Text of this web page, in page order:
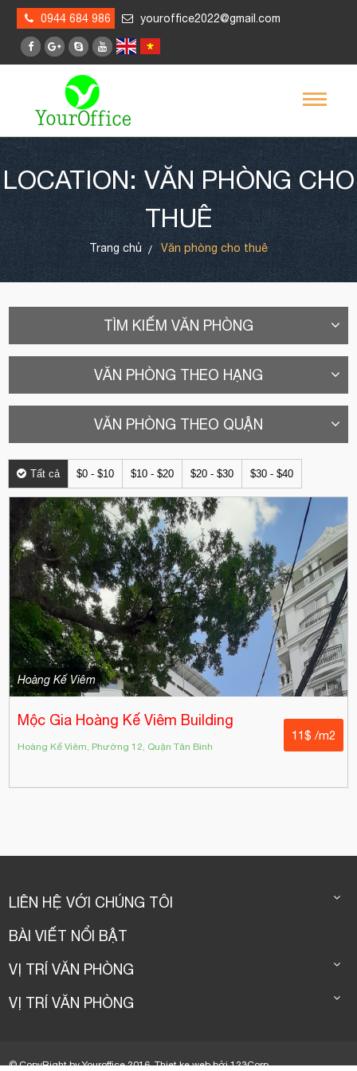
0944 684 986 youroffice2022@gmail.com
LOCATION: VĂN PHÒNG CHO
THUÊ
Trang chủ Văn phòng cho thuê
TÌM KIẾM VĂN PHÒNG
VĂN PHÒNG THEO HẠNG
VĂN PHÒNG THEO QUẬN
Tất cả $0 - $10 $10 - $20 $20 - $30 $30 - $40
Hoàng Kế Viêm
Mộc Gia Hoàng Kế Viêm Building
Hoàng Kế Viêm, Phường 12, Quận Tân Bình
11$ /m2
LIÊN HỆ VỚI CHÚNG TÔI
BÀI VIẾT NỔI BẬT
VỊ TRÍ VĂN PHÒNG
VỊ TRÍ VĂN PHÒNG
© CopyRight by Youroffice 2016.Thiet ke webbởi123Corp